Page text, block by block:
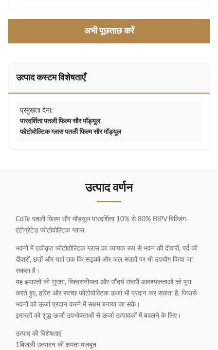
अभी पूछताछ करें
उत्पाद कस्टम विशेषताएँ
प्रमुखता देना:
पारदर्शिता पतली फिल्म सौर मॉड्यूल,
फोटोवोल्टिक ग्लास पतली फिल्म सौर मॉड्यूल
उत्पाद वर्णन
CdTe पतली फिल्म सौर मॉड्यूल पारदर्शिता 10% से 80% BIPV बिल्डिंग-
एंटीग्रेटेड फोटोवोल्टिक ग्लास
भवनों में एकीकृत फोटोवोल्टिक ग्लास का व्यापक रूप से भवन की दीवारों, पर्दे की
दीवारों, छतों और यहां तक कि सड़कों और जल सतहों पर भी उपयोग किया जा
सकता है।
यह इमारतों की सुरक्षा, विश्वसनीयता और सौंदर्य संबंधी आवश्यकताओं को पूरा
करते हुए, हरित और स्वच्छ फोटोवोल्टिक ऊर्जा भी प्रदान कर सकता है, जिससे
भवनों को ऊर्जा प्रदान करने में सक्षम बनाया जा सके।
इमारतों को शुद्ध ऊर्जा उपभोक्ताओं से ऊर्जा उत्पादकों में बदलने के लिए।
उत्पाद की विशेषताएं
1बिजली उत्पादन की क्षमता मजबूत